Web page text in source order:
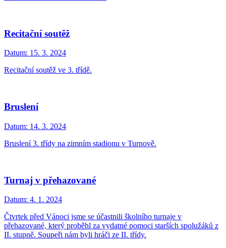
Recitační soutěž
Datum: 15. 3. 2024
Recitační soutěž ve 3. třídě.
Bruslení
Datum: 14. 3. 2024
Bruslení 3. třídy na zimním stadionu v Turnově.
Turnaj v přehazované
Datum: 4. 1. 2024
Čtvrtek před Vánoci jsme se účastnili školního turnaje v
přehazované, který proběhl za vydatné pomoci starších spolužáků z
II. stupně. Soupeři nám byli hráči ze II. třídy.